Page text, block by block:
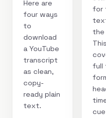
Here are
four ways
to
download
a YouTube
transcript
as clean,
copy-
ready plain
text.
for
the
full
cue